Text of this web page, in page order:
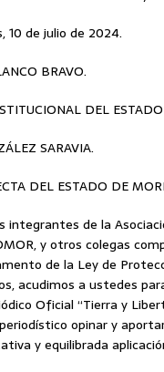
10 de julio de 2024.
BRAVO.
DEL
SARAVIA.
DEL ESTADO DE
de la
y otros colegas
de la Ley de
acudimos a ustedes
Oficial “Tierra y
opinar y
y equilibrada